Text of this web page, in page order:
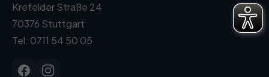
Krefelder Straße 24
70376 Stuttgart
Tel: 0711 54 50 05